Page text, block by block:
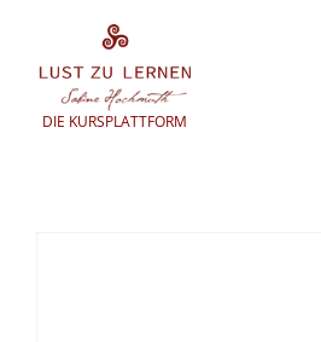
springen
DIE KURSPLATTFORM